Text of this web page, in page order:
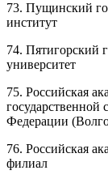
73. Пущинский
институт
74. Пятигорский
университет
75. Российская
Федерации
76. Российская
филиал